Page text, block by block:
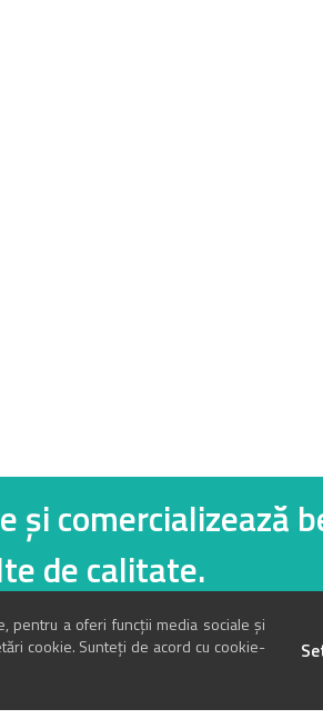
și comercializează
înalte
pentru a oferi funcții media sociale și
cookie. Sunteți de acord cu cookie-